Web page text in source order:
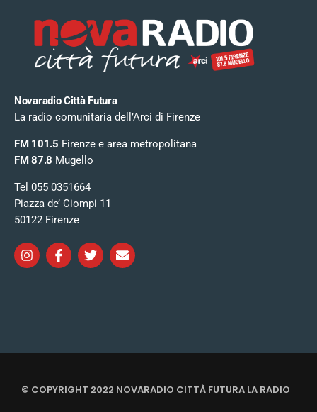
Novaradio Città Futura
La radio comunitaria dell’Arci di Firenze
FM 101.5 Firenze e area metropolitana
FM 87.8 Mugello
Tel 055 0351664
Piazza de’ Ciompi 11
50122 Firenze
© COPYRIGHT 2022 NOVARADIO CITTÀ FUTURA LA RADIO